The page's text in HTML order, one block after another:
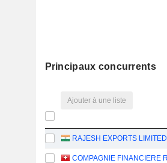
Principaux concurrents
Ajouter à une liste
RAJESH EXPORTS LIMITED